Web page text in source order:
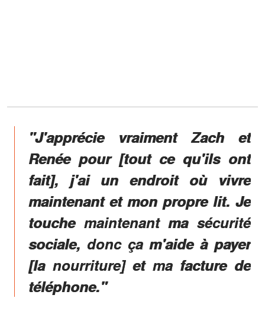
"J'apprécie vraiment Zach et
Renée pour [tout ce qu'ils ont
fait], j'ai un endroit où vivre
maintenant et mon propre lit. Je
touche maintenant ma sécurité
sociale, donc ça m'aide à payer
[la nourriture] et ma facture de
téléphone."